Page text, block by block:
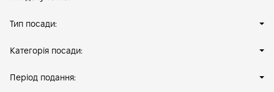
Тип посади:
Категорія посади:
Період подання: